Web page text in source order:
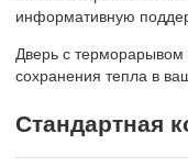
информативную
Дверь с
сохранения тепла в
Стандартная